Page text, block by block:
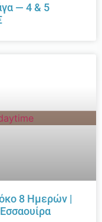
— 4 & 5
8 Ημερών |